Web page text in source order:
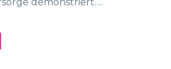
demonstriert….